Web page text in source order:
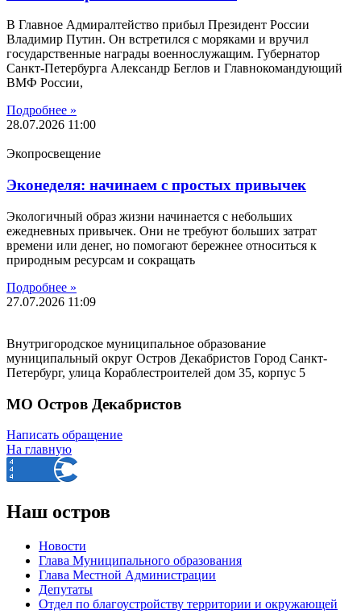
В Главное Адмиралтейство прибыл Президент России
Владимир Путин. Он встретился с моряками и вручил
государственные награды военнослужащим. Губернатор
Санкт-Петербурга Александр Беглов и Главнокомандующий
ВМФ России,
Подробнее »
28.07.2026 11:00
Экопросвещение
Эконеделя: начинаем с простых привычек
Экологичный образ жизни начинается с небольших
ежедневных привычек. Они не требуют больших затрат
времени или денег, но помогают бережнее относиться к
природным ресурсам и сокращать
Подробнее »
27.07.2026 11:09
Внутригородское муниципальное образование
муниципальный округ Остров Декабристов Город Санкт-
Петербург, улица Кораблестроителей дом 35, корпус 5
МО Остров Декабристов
Написать обращение
На главную
Наш остров
Новости
Глава Муниципального образования
Глава Местной Администрации
Депутаты
Отдел по благоустройству территории и окружающей